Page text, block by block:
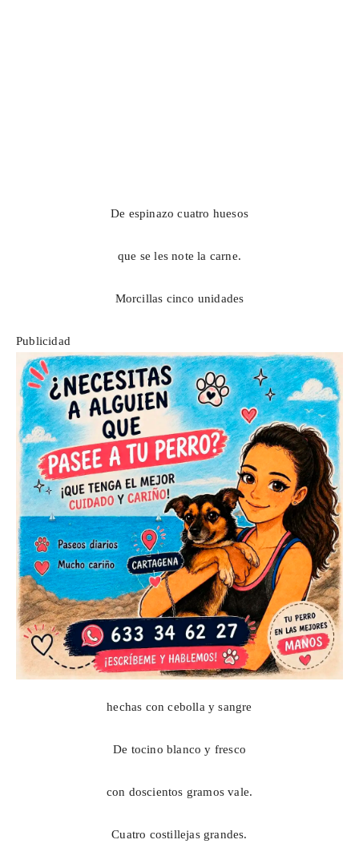
De espinazo cuatro huesos
que se les note la carne.
Morcillas cinco unidades
Publicidad
hechas con cebolla y sangre
De tocino blanco y fresco
con doscientos gramos vale.
Cuatro costillejas grandes.